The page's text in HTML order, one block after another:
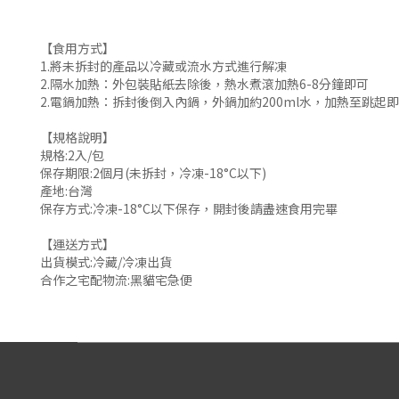
【食用方式】
1.將未拆封的產品以冷藏或流水方式進行解凍
2.隔水加熱：外包裝貼紙去除後，熱水煮滾加熱6-8分鐘即可
2.電鍋加熱：拆封後倒入內鍋，外鍋加約200ml水，加熱至跳起
【規格說明】
規格:2入/包
保存期限:2個月(未拆封，冷凍-18°C以下)
產地:台灣
保存方式:冷凍-18°C以下保存，開封後請盡速食用完畢
【運送方式】
出貨模式:冷藏/冷凍出貨
合作之宅配物流:黑貓宅急便